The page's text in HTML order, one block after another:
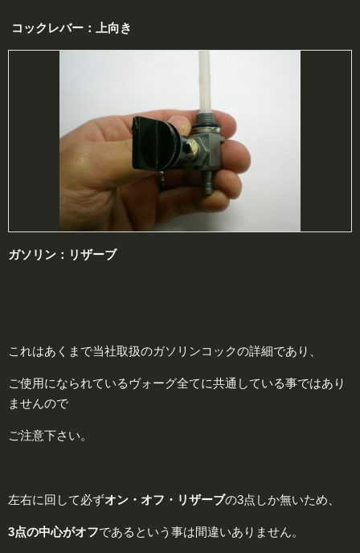
コックレバー：上向き
ガソリン： リザーブ
これはあくまで当社取扱のガソリンコックの詳細であり、
ご使用になられているヴォーグ全てに共通している事ではあり
ませんので
ご注意下さい。
左右に回して必ずオン・オフ・リザーブの3点しか無いため、
3点の中心がオフであるという事は間違いありません。